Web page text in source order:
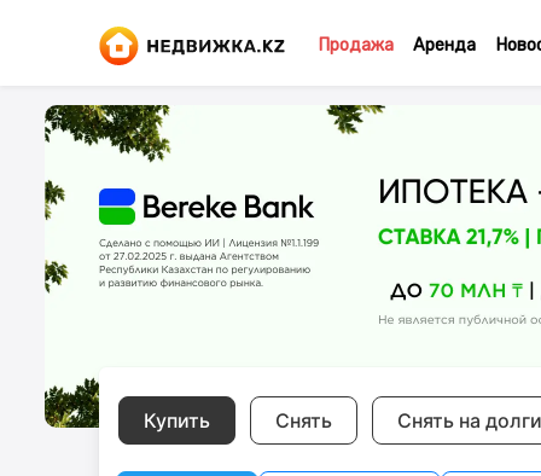
Продажа Аренда
Купить Снять Снять на